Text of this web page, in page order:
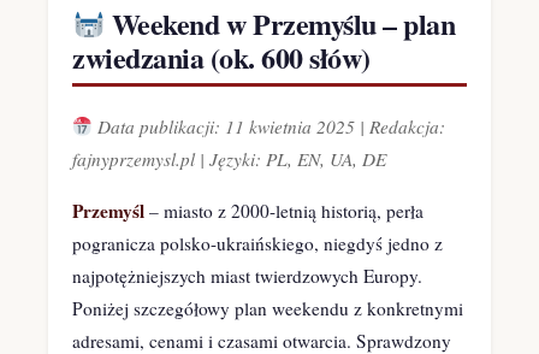
Weekend w Przemyślu – plan
zwiedzania (ok. 600 słów)
Data publikacji: 11 kwietnia 2025 | Redakcja:
fajnyprzemysl.pl | Języki: PL, EN, UA, DE
Przemyśl – miasto z 2000-letnią historią, perła
pogranicza polsko-ukraińskiego, niegdyś jedno z
najpotężniejszych miast twierdzowych Europy.
Poniżej szczegółowy plan weekendu z konkretnymi
adresami, cenami i czasami otwarcia. Sprawdzony